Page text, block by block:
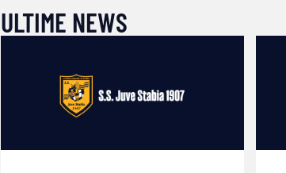
ULTIME NEWS